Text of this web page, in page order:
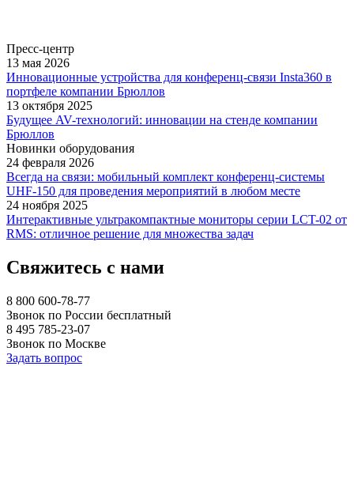
Пресс-центр
13 мая 2026
Инновационные устройства для конференц-связи Insta360 в
портфеле компании Брюллов
13 октября 2025
Будущее AV-технологий: инновации на стенде компании
Брюллов
Новинки оборудования
24 февраля 2026
Всегда на связи: мобильный комплект конференц-системы
UHF-150 для проведения мероприятий в любом месте
24 ноября 2025
Интерактивные ультракомпактные мониторы серии LCT-02 от
RMS: отличное решение для множества задач
Свяжитесь с нами
8 800 600-78-77
Звонок по России бесплатный
8 495 785-23-07
Звонок по Москве
Задать вопрос